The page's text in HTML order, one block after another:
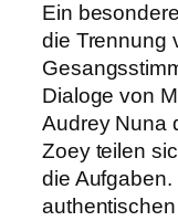
Ein
die Trennung
Dialoge von
Audrey Nuna
Zoey teilen
die